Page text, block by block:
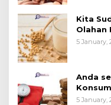
Kita
Olahan
5 January,
Anda
5 January,